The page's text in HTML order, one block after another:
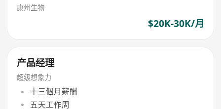
康州生物
$20K-30K/月
产品经理
超级想象力
十三個月薪酬
五天工作周